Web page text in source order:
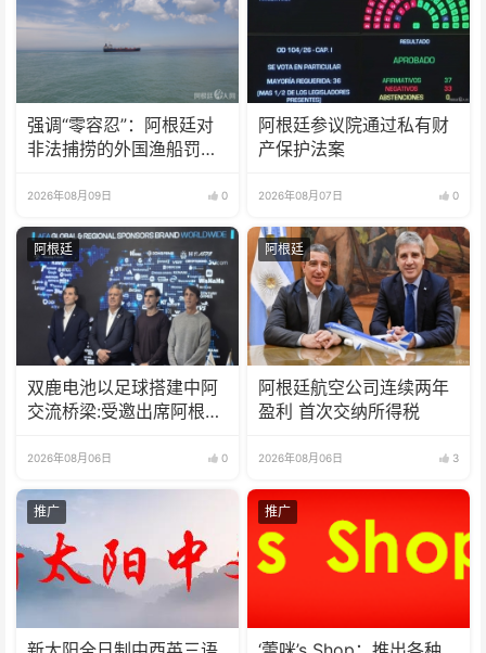
强调“零容忍”：阿根廷对
非法捕捞的外国渔船罚款
2026年08月09日 0
阿根廷参议院通过私有财
产保护法案
2026年08月07日 0
阿根廷
双鹿电池以足球搭建中阿
交流桥梁:受邀出席阿根廷
2026年08月06日 0
阿根廷
阿根廷航空公司连续两年
盈利 首次交纳所得税
2026年08月06日 3
推广 推广